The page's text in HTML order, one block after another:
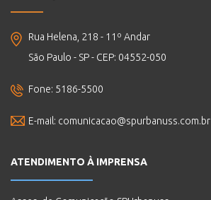
Rua Helena, 218 - 11º Andar
São Paulo - SP - CEP: 04552-050
Fone: 5186-5500
E-mail: comunicacao@spurbanuss.com.br
ATENDIMENTO À IMPRENSA